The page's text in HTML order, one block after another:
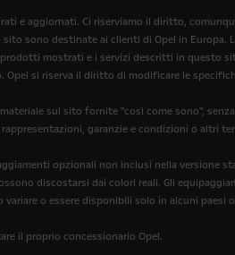
e aggiornati. Ci riserviamo il diritto,
sono destinate ai clienti di Opel in
mostrati e i servizi descritti in questo
si riserva il diritto di modificare le
sul sito fornite "così come sono",
garanzie e condizioni o altri
opzionali non inclusi nella versione
discostarsi dai colori reali. Gli
o essere disponibili solo in alcuni paesi
il proprio concessionario Opel.